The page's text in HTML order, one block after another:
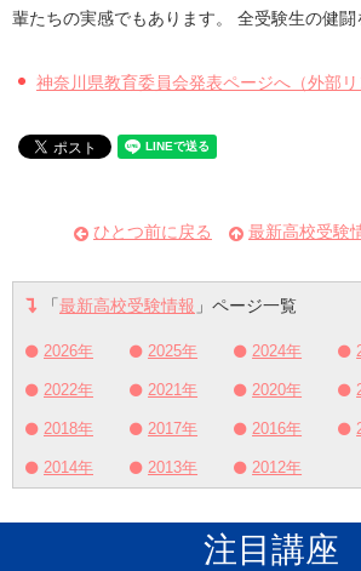
輩たちの実感でもあります。 全受験生の健闘
神奈川県教育委員会発表ページへ（外部リ
ひとつ前に戻る 最新高校受験
「最新高校受験情報 」ページ一覧
2026年 2025年 2024年
2022年 2021年 2020年
2018年 2017年 2016年
2014年 2013年 2012年
注目講座